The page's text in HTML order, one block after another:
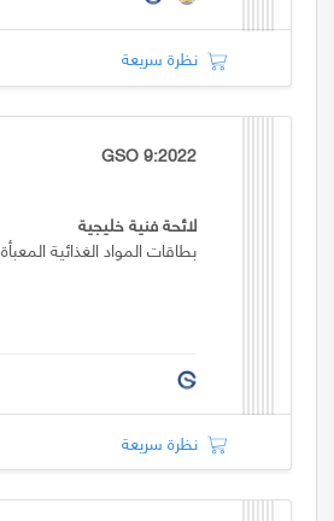
نظرة سريعة
GSO 9:2022
لائحة فنية خليجية
بطاقات المواد الغذائية المعبأة
نظرة سريعة